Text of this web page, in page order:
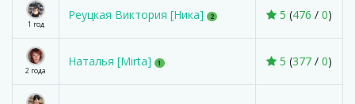
1 год
Реуцкая Виктория [Ника] 2 5 (476 / 0)
2 года
Наталья [Mirta] 1 5 (377 / 0)